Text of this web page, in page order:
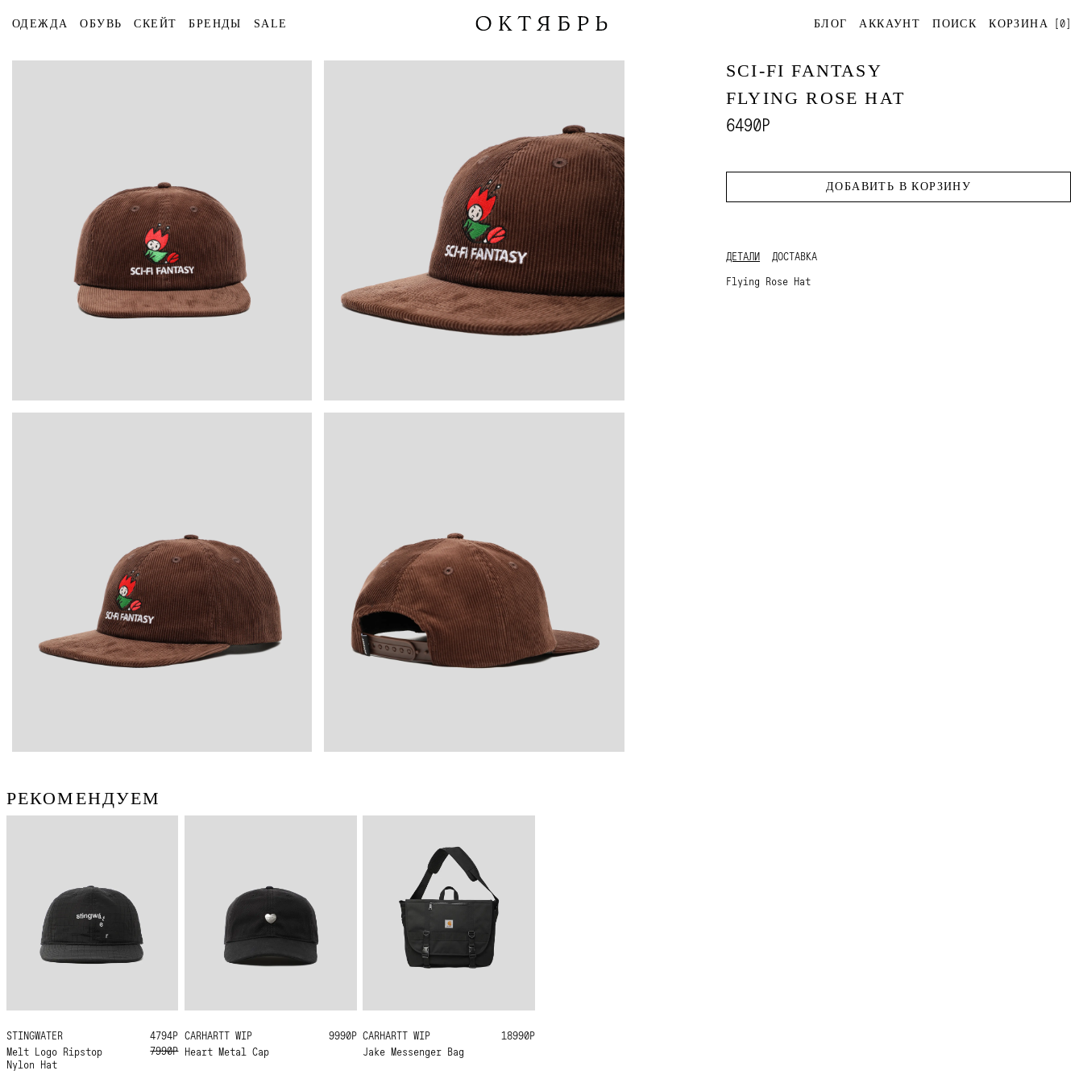
ОДЕЖДА ОБУВЬ СКЕЙТ БРЕНДЫ SALE БЛОГ АККАУНТ ПОИСК КОРЗИНА [0]
SCI-FI FANTASY
FLYING ROSE HAT
6490Р
ДОБАВИТЬ В КОРЗИНУ
ДЕТАЛИ
ДОСТАВКА
Flying Rose Hat
РЕКОМЕНДУЕМ
STINGWATER
Melt Logo Ripstop
Nylon Hat
ONE SIZE
4794Р
7990Р
CARHARTT WIP
Heart Metal Cap
ONE SIZE 9990Р CARHARTT WIP
Jake Messenger Bag
ONE SIZE 18990Р